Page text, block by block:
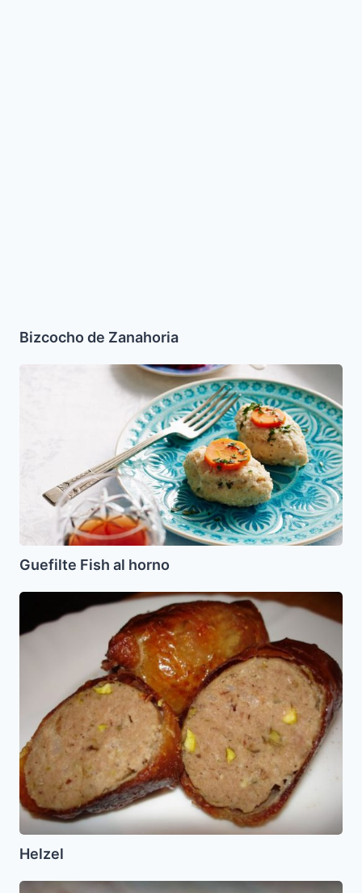
Bizcocho de Zanahoria
Guefilte Fish al horno
Helzel
Helzel
Harina